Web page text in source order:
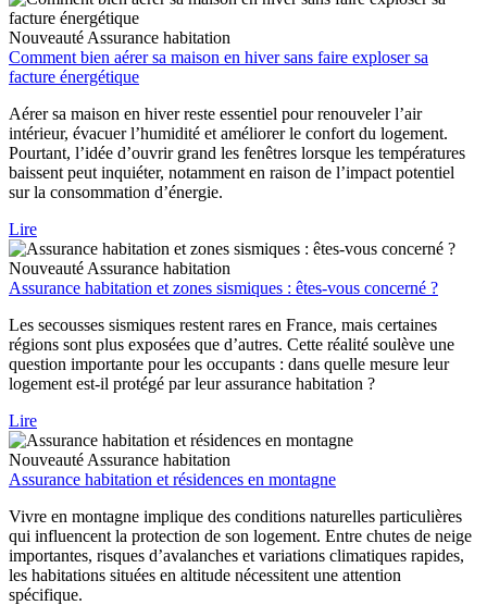
Nouveauté Assurance habitation
Comment bien aérer sa maison en hiver sans faire exploser sa
facture énergétique
Aérer sa maison en hiver reste essentiel pour renouveler l’air
intérieur, évacuer l’humidité et améliorer le confort du logement.
Pourtant, l’idée d’ouvrir grand les fenêtres lorsque les températures
baissent peut inquiéter, notamment en raison de l’impact potentiel
sur la consommation d’énergie.
Lire
Nouveauté Assurance habitation
Assurance habitation et zones sismiques : êtes-vous concerné ?
Les secousses sismiques restent rares en France, mais certaines
régions sont plus exposées que d’autres. Cette réalité soulève une
question importante pour les occupants : dans quelle mesure leur
logement est-il protégé par leur assurance habitation ?
Lire
Nouveauté Assurance habitation
Assurance habitation et résidences en montagne
Vivre en montagne implique des conditions naturelles particulières
qui influencent la protection de son logement. Entre chutes de neige
importantes, risques d’avalanches et variations climatiques rapides,
les habitations situées en altitude nécessitent une attention
spécifique.